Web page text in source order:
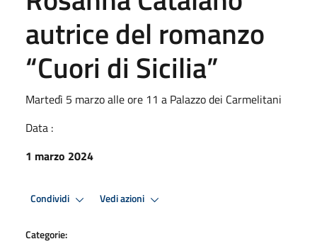
autrice del romanzo
“Cuori di Sicilia”
Martedì 5 marzo alle ore 11 a Palazzo dei Carmelitani
Data :
1 marzo 2024
Condividi Vedi azioni
Categorie: